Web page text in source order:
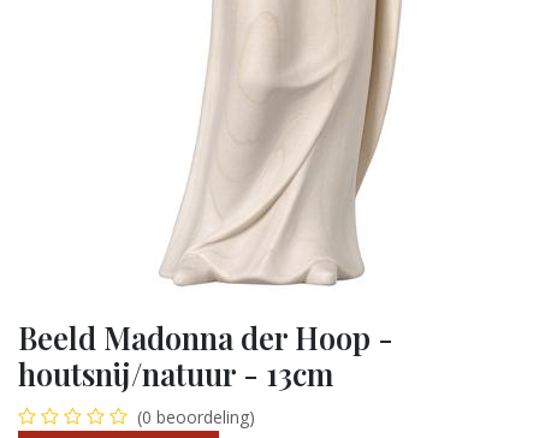
Beeld Madonna der Hoop -
houtsnij/natuur - 13cm
(0 beoordeling)